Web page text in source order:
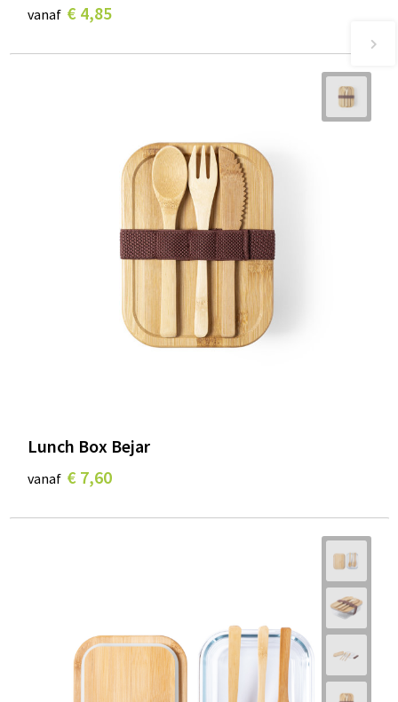
vanaf € 4,85
Lunch Box Bejar
vanaf € 7,60